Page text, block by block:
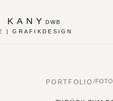
KANY
DWB
| GRAFIKDESIGN
PORTFOLIO /